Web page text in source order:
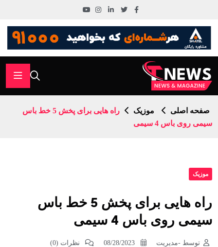
صفحه اصلی موزیک
راه هایی برای پخش 5 خط باس
سیمی روی باس 4 سیمی
موزیک
راه هایی برای پخش 5 خط باس
سیمی روی باس 4 سیمی
توسط -مدیریت 08/28/2023 نظرات (0)